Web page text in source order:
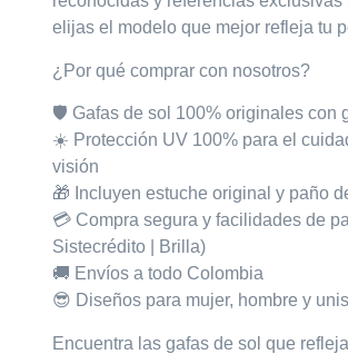
elijas el modelo que mejor refleja tu
¿Por qué comprar con nosotros?
🛡️ Gafas de sol 100% originales con
☀️ Protección UV 100% para el
visión
🎁 Incluyenestuche original y paño
💳 Compra segura y facilidades de
Sistecrédito | Brilla)
🚚 Envíos a todo Colombia
😎 Diseños para mujer, hombre y
Encuentra las gafas de sol que